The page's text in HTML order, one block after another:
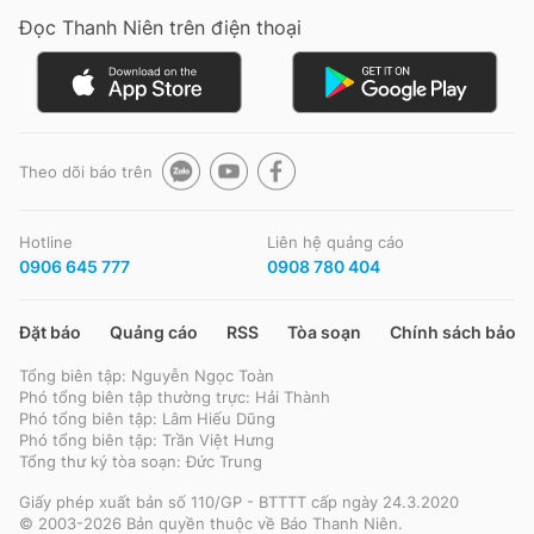
Đọc Thanh Niên trên điện thoại
0906 645 777 0908 780 404
Đặt báo Quảng cáo RSS Tòa soạn
Tổng biên tập: Nguyễn Ngọc Toàn
Phó tổng biên tập thường trực: Hải Thành
Phó tổng biên tập: Lâm Hiếu Dũng
Phó tổng biên tập: Trần Việt Hưng
Tổng thư ký tòa soạn: Đức Trung
Đọc Thanh Niên trên điện thoại
Theo dõi báo trên
Hotline
0906 645 777
Liên hệ quảng cáo
0908 780 404
Đặt báo Quảng cáo RSS Tòa soạn Chính sách bảo
Tổng biên tập: Nguyễn Ngọc Toàn
Phó tổng biên tập thường trực: Hải Thành
Phó tổng biên tập: Lâm Hiếu Dũng
Phó tổng biên tập: Trần Việt Hưng
Tổng thư ký tòa soạn: Đức Trung
Giấy phép xuất bản số 110/GP - BTTTT cấp ngày 24.3.2020
© 2003-2026 Bản quyền thuộc về Báo Thanh Niên.